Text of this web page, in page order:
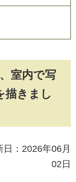
室内で写
描きまし
：2026年06月
02日